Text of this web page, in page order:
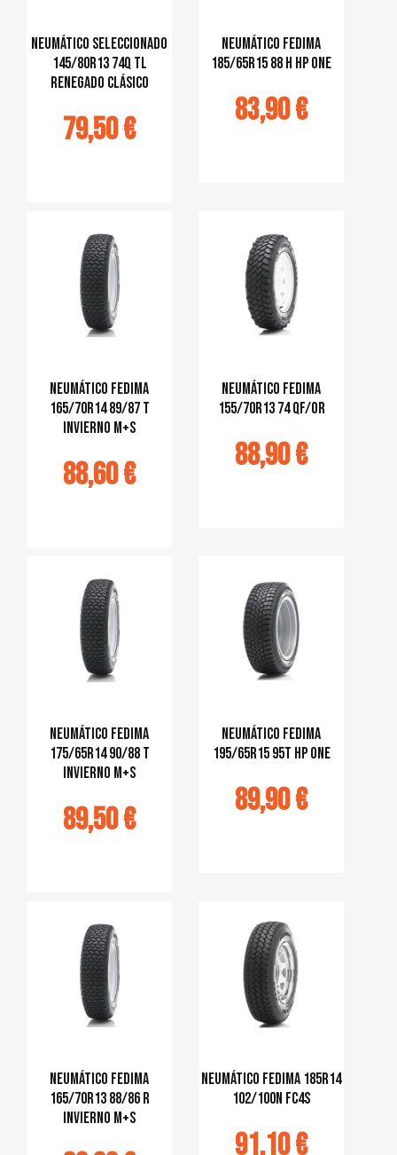
NEUMÁTICO SELECCIONADO
145/80R13 74Q TL
RENEGADO CLÁSICO
79,50 €
Neumático Fedima
185/65R15 88 H HP ONE
83,90 €
Neumático Fedima
165/70R14 89/87 T
INVIERNO M+S
88,60 €
Neumático Fedima
155/70R13 74 QF/OR
88,90 €
Neumático Fedima
175/65R14 90/88 T
INVIERNO M+S
89,50 €
Neumático Fedima
195/65R15 95T HP ONE
89,90 €
Neumático Fedima
165/70R13 88/86 R
INVIERNO M+S
Neumático Fedima 185R14
102/100N FC4S
91,10 €